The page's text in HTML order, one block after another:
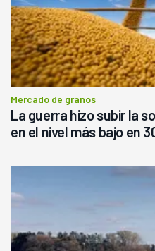
Mercado de granos
La guerra hizo subir la
en el nivel más bajo en